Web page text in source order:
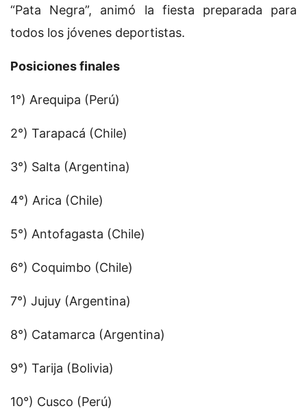
“Pata Negra”, animó la fiesta preparada para
todos los jóvenes deportistas.
Posiciones finales
1°) Arequipa (Perú)
2°) Tarapacá (Chile)
3°) Salta (Argentina)
4°) Arica (Chile)
5°) Antofagasta (Chile)
6°) Coquimbo (Chile)
7°) Jujuy (Argentina)
8°) Catamarca (Argentina)
9°) Tarija (Bolivia)
10°) Cusco (Perú)